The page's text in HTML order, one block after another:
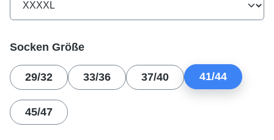
Socken Größeauswählen
29/32 33/36 37/40 41/44
45/47